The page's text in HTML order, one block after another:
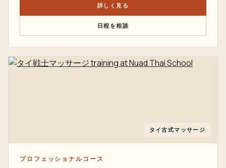
詳しく見る
日程を相談
タイ古式マッサージ
プロフェッショナルコース